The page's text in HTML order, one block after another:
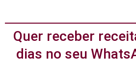
Quer receber
dias no seu